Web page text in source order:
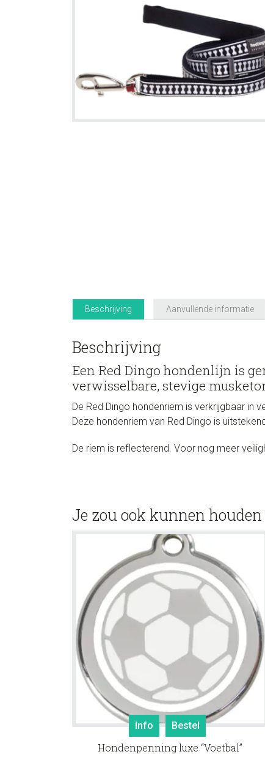
Beschrijving Aanvullende informatie
Beschrijving
Een Red Dingo hondenlijn is
verwisselbare, stevige
De Red Dingo hondenriem is verkrijgbaar in
Deze hondenriem van Red Dingo is
De riem is reflecterend. Voor nog meer
Je zou ook kunnen
Info Bestel
Hondenpenning luxe “Voetbal”